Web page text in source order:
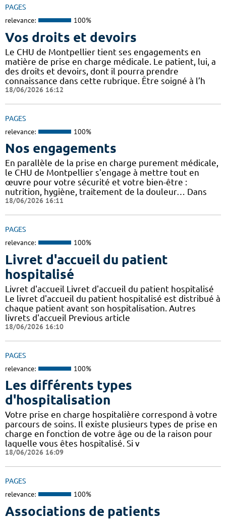
PAGES
relevance: 100%
Vos droits et devoirs
Le CHU de Montpellier tient ses engagements en
matière de prise en charge médicale. Le patient, lui, a
des droits et devoirs, dont il pourra prendre
connaissance dans cette rubrique. Être soigné à l’h
18/06/2026 16:12
PAGES
relevance: 100%
Nos engagements
En parallèle de la prise en charge purement médicale,
le CHU de Montpellier s'engage à mettre tout en
œuvre pour votre sécurité et votre bien-être :
nutrition, hygiène, traitement de la douleur… Dans
18/06/2026 16:11
PAGES
relevance: 100%
Livret d'accueil du patient
hospitalisé
Livret d'accueil Livret d'accueil du patient hospitalisé
Le livret d'accueil du patient hospitalisé est distribué à
chaque patient avant son hospitalisation. Autres
livrets d'accueil Previous article
18/06/2026 16:10
PAGES
relevance: 100%
Les différents types
d'hospitalisation
Votre prise en charge hospitalière correspond à votre
parcours de soins. Il existe plusieurs types de prise en
charge en fonction de votre âge ou de la raison pour
laquelle vous êtes hospitalisé. Si v
18/06/2026 16:09
PAGES
relevance: 100%
Associations de patients